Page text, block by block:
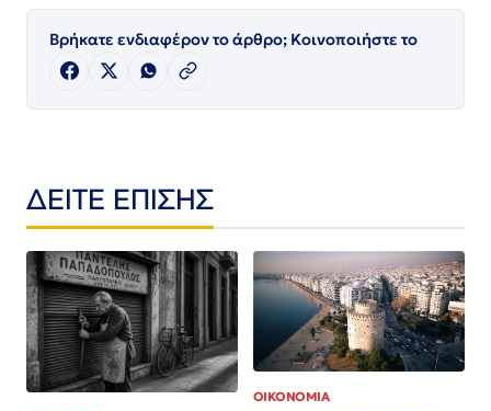
Βρήκατε ενδιαφέρον το άρθρο; Κοινοποιήστε το
ΔΕΙΤΕ ΕΠΙΣΗΣ
ΟΙΚΟΝΟΜΙΑ